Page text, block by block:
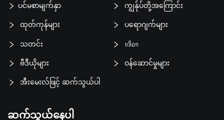
ပင်မစာမျက်နှာ ကျွန်ုပ်တို့အကြောင်း
ထုတ်ကုန်များ ပရောဂျက်များ
သတင်း บล็อก
ဗီဒီယိုများ ဝန်ဆောင်မှုများ
အီးမေးလ်ဖြင့် ဆက်သွယ်ပါ
ဆက်သွယ်နေပါ